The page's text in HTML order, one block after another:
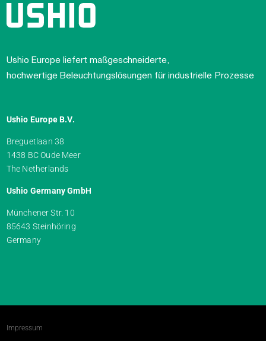
Ushio Europe liefert maßgeschneiderte,
hochwertige Beleuchtungslösungen für industrielle Prozesse
Ushio Europe B.V.
Breguetlaan 38
1438 BC Oude Meer
The Netherlands
Ushio Germany GmbH
Münchener Str. 10
85643 Steinhöring
Germany
Impressum